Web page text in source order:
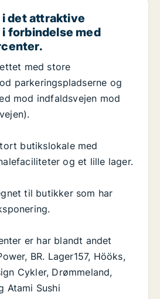
det attraktive
forbindelse med
med store
parkeringspladserne og
mod indfaldsvejen mod
butikslokale med
og et lille lager.
til butikker som har
er har blandt andet
BR. Lager157, Hööks,
Cykler, Drømmeland,
Atami Sushi